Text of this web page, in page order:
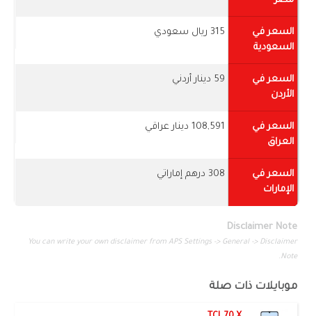
السعر في
السعودية
315 ريال سعودي
السعر في
الأردن
59 دينار أردني
السعر في
العراق
108,591 دينار عراقي
السعر في
الإمارات
308 درهم إماراتي
Disclaimer Note
You can write your own disclaimer from APS Settings -> General -> Disclaimer
Note.
موبايلات ذات صلة